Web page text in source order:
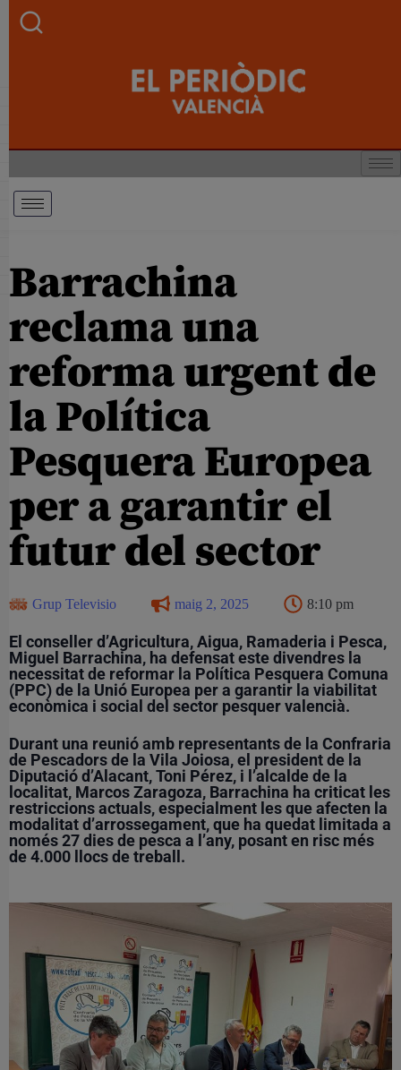
Barrachina
reclama una
reforma urgent de
la Política
Pesquera Europea
per a garantir el
futur del sector
Grup Televisio maig 2, 2025 8:10 pm
El conseller d’Agricultura, Aigua, Ramaderia i Pesca,
Miguel Barrachina, ha defensat este divendres la
necessitat de reformar la Política Pesquera Comuna
(PPC)de la Unió Europea per a garantir la viabilitat
econòmica i social del sector pesquer valencià.
Durant una reunió amb representants de la Confraria
de Pescadors de la Vila Joiosa, el president de la
Diputació d’Alacant,Toni Pérez, i l’alcalde de la
localitat, Marcos Zaragoza, Barrachina ha criticat les
restriccions actuals, especialment les que afecten la
modalitat d’arrossegament, que ha quedat limitada a
només 27 dies de pesca a l’any, posant en risc més
de 4.000 llocs de treball.